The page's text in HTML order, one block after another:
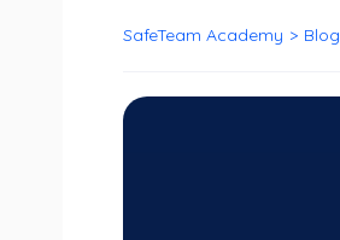
SafeTeam Academy > Blog